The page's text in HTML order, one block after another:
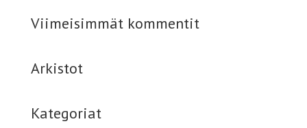
Viimeisimmät kommentit
Arkistot
Kategoriat